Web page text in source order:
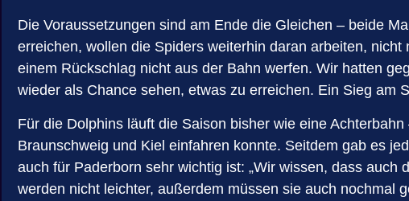
Die Voraussetzungen sind am Ende die Gleichen – beide
erreichen, wollen die Spiders weiterhin daran arbeiten,
einem Rückschlag nicht aus der Bahn werfen. Wir hatten
wieder als Chance sehen, etwas zu erreichen. Ein Sieg am
Für die Dolphins läuft die Saison bisher wie eine
Braunschweig und Kiel einfahren konnte. Seitdem gab es
auch für Paderborn sehr wichtig ist: „Wir wissen, dass
werden nicht leichter, außerdem müssen sie auch nochmal